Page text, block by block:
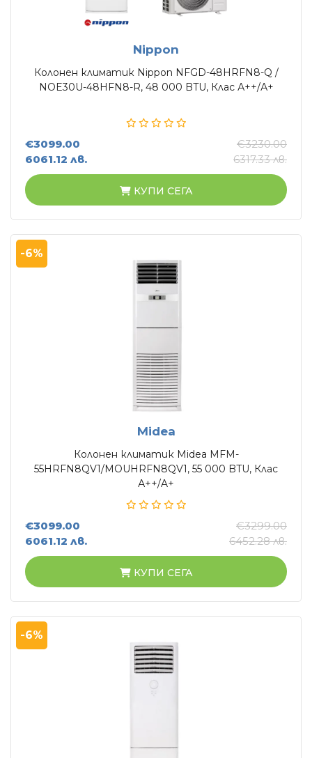
Nippon
Колонен климатик Nippon NFGD-48HRFN8-Q /
NOE30U-48HFN8-R, 48 000 BTU, Клас А++/А+
€3099.00
6061.12 лв.
€3230.00
6317.33 лв.
КУПИ СЕГА
-6%
Midea
Колонен климатик Midea MFM-
55HRFN8QV1/MOUHRFN8QV1, 55 000 BTU, Клас
А++/A+
€3099.00
6061.12 лв.
€3299.00
6452.28 лв.
КУПИ СЕГА
-6%